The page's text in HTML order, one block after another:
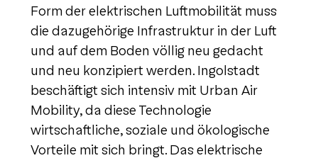
Form der elektrischen Luftmobilität muss
die dazugehörige Infrastruktur in der Luft
und auf dem Boden völlig neu gedacht
und neu konzipiert werden. Ingolstadt
beschäftigt sich intensiv mit Urban Air
Mobility, da diese Technologie
wirtschaftliche, soziale und ökologische
Vorteile mit sich bringt. Das elektrische